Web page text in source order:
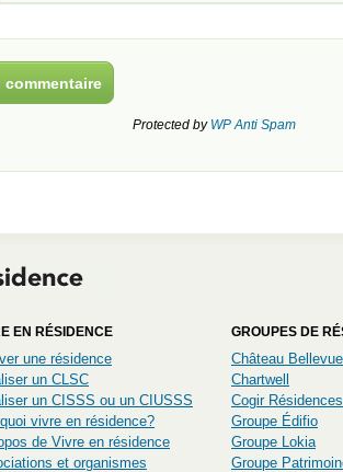
Protected by WP Anti Spam
EN RÉSIDENCE
une résidence
un CLSC
un CISSS ou un CIUSSS
vivre en résidence?
de Vivre en résidence
et organismes
GROUPES DE
Château Bellevue
Chartwell
Cogir Résidences
Groupe Édifio
Groupe Lokia
Groupe